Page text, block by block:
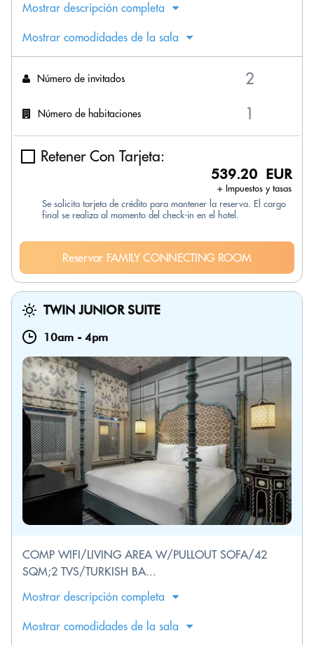
Mostrar descripción completa
Mostrar comodidades de la sala
Número de invitados
Número de habitaciones
Retener Con Tarjeta:
539.20 EUR
+ Impuestos y tasas
Se solicita tarjeta de crédito para mantener la reserva. El cargo
final se realiza al momento del check-in en el hotel.
Reservar FAMILY CONNECTING ROOM
TWIN JUNIOR SUITE
10am - 4pm
COMP WIFI/LIVING AREA W/PULLOUT SOFA/42
SQM;2 TVS/TURKISH BA...
Mostrar descripción completa
Mostrar comodidades de la sala